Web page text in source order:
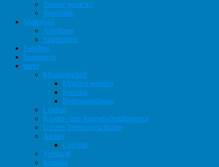
Trainer gesucht!
Spielstätte
Volleyball
Abteilung
Spielstätten
Fanshop
Sponsoren
mehr
Mitgliedschaft
Mitglied werden
Satzung
Beitragsordnung
Leitbild
Kinder- und Jugendschutzkonzept
Unsere Vereinsgeschichte
Archiv
Chronik
Vorstand
Kontakt